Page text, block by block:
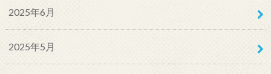
2025年6月
2025年5月